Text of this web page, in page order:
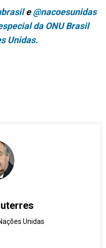
e@nacoesunidas
da ONU Brasil
Unidas.
Unidas